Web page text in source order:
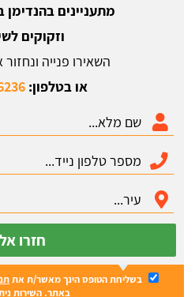
מתעניינים בהנדימן
וזקוקים
השאירו פנייה
או בטלפון:
חזרו
בשליחת הטופס הינך מאשר/ת את
באתר. השירות